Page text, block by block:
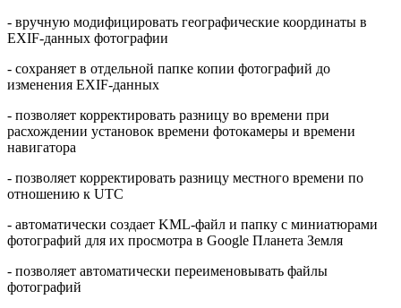
- вручную модифицировать географические координаты в
EXIF-данных фотографии
- сохраняет в отдельной папке копии фотографий до
изменения EXIF-данных
- позволяет корректировать разницу во времени при
расхождении установок времени фотокамеры и времени
навигатора
- позволяет корректировать разницу местного времени по
отношению к UTC
- автоматически создает KML-файл и папку с миниатюрами
фотографий для их просмотра в Google Планета Земля
- позволяет автоматически переименовывать файлы
фотографий